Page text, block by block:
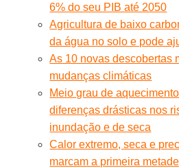
6% do seu PIB até 2050
Agricultura de baixo
da água no solo e pode
As 10 novas descobertas
mudanças climáticas
Meio grau de
diferenças drásticas nos
inundação e de seca
Calor extremo, seca e
marcam a primeira